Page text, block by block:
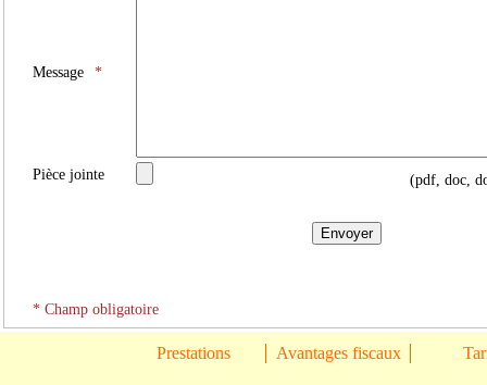
Message *
Pièce jointe (pdf, doc,
* Champ obligatoire
Prestations Avantages fiscaux